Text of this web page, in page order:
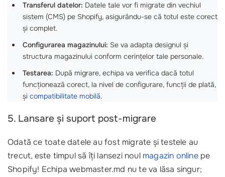
Transferul datelor: Datele tale vor fi migrate din vechiul
sistem (CMS) pe Shopify, asigurându-se că totul este corect
și complet.
Configurarea magazinului: Se va adapta designul și
structura magazinului conform cerințelor tale personale.
Testarea: După migrare, echipa va verifica dacă totul
funcționează corect, la nivel de configurare, funcții de plată,
și compatibilitate mobilă.
5. Lansare și suport post-migrare
Odată ce toate datele au fost migrate și testele au
trecut, este timpul să îți lansezi noul magazin onlinepe
Shopify! Echipa webmaster.md nu te va lăsa singur;